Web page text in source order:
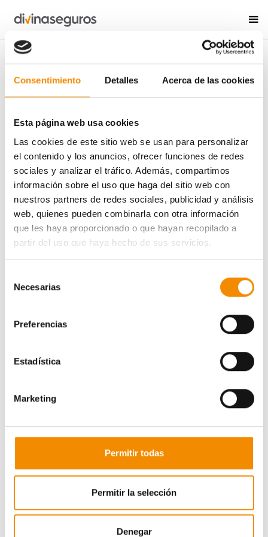
Consentimiento Detalles Acerca de las cookies
Esta página web usa cookies
Las cookies de este sitio web se usan para personalizar
el contenido y los anuncios, ofrecer funciones de redes
sociales y analizar el tráfico. Además, compartimos
información sobre el uso que haga del sitio web con
nuestros partners de redes sociales, publicidad y análisis
web, quienes pueden combinarla con otra información
que les haya proporcionado o que hayan recopilado a
partir del uso que haya hecho de sus servicios.
Necesarias
Preferencias
Estadística
Marketing
Permitir todas
Permitir la selección
Denegar
ÁREA DE PRENSA
NOTICIAS
Suplentes
Manuel Mahiques Huguet